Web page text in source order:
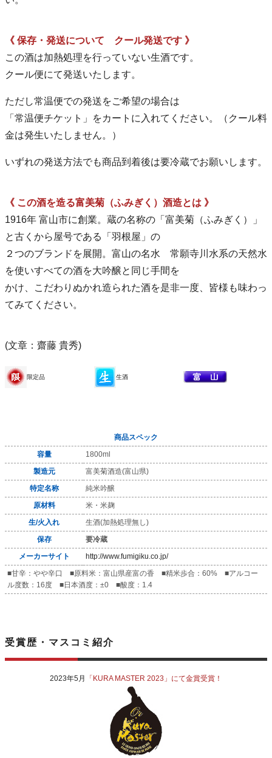
《 保存・発送について クール発送です 》
この酒は加熱処理を行っていない生酒です。
クール便にて発送いたします。
ただし常温便での発送をご希望の場合は
「常温便チケット」をカートに入れてください。（クール料
金は発生いたしません。）
いずれの発送方法でも商品到着後は要冷蔵でお願いします。
《 この酒を造る富美菊（ふみぎく）酒造とは 》
1916年 富山市に創業。蔵の名称の「富美菊（ふみぎく）」
と古くから屋号である「羽根屋」の
２つのブランドを展開。富山の名水 常願寺川水系の天然水
を使いすべての酒を大吟醸と同じ手間を
かけ、こだわりぬかれ造られた酒を是非一度、皆様も味わっ
てみてください。
(文章：齋藤 貴秀)
限定品 生酒
商品スペック
容量
1800ml
製造元
富美菊酒造(富山県)
特定名称
純米吟醸
原材料
米・米麹
生/火入れ
生酒(加熱処理無し)
保存
要冷蔵
メーカーサイト
http://www.fumigiku.co.jp/
■甘辛：やや辛口 ■原料米：富山県産富の香 ■精米歩合：60% ■アルコー
ル度数：16度 ■日本酒度：±0 ■酸度：1.4
受賞歴・マスコミ紹介
2023年5月 「KURA MASTER 2023」にて金賞受賞！